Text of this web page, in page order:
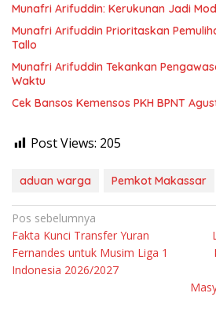
Munafri Arifuddin: Kerukunan Jadi
Munafri Arifuddin Prioritaskan
Tallo
Munafri Arifuddin Tekankan
Waktu
Cek Bansos Kemensos PKH BPNT
Post Views: 205
aduan warga Pemkot Makassar
Navigasi
pos
Pos sebelumnya
Fakta Kunci Transfer Yuran
Fernandes untuk Musim Liga 1
Indonesia 2026/2027